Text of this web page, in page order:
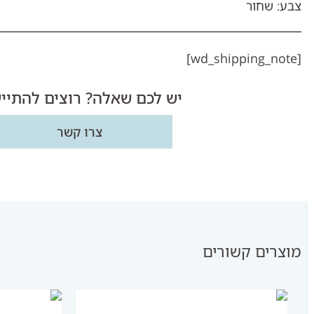
צבע: שחור
[wd_shipping_note]
יש לכם שאלה? רוצים
צרו קשר
מוצרים קשורים